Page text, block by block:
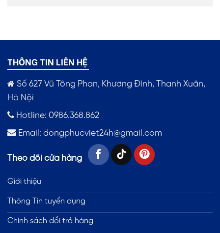
THÔNG TIN LIÊN HỆ
Số 627 Vũ Tông Phan, Khương Đình, Thanh Xuân,
Hà Nội
Hotline: 0986.368.862
Email: dongphucviet24h@gmail.com
Theo dõi cửa hàng
Giới thiệu
Thông Tin tuyển dụng
Chính sách đổi trả hàng